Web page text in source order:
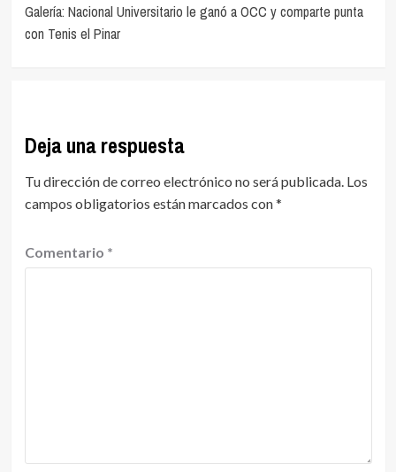
de
entradas
Galería: Nacional Universitario le ganó a OCC y comparte punta
con Tenis el Pinar
Deja una respuesta
Tu dirección de correo electrónico no será publicada. Los
campos obligatorios están marcados con*
Comentario *